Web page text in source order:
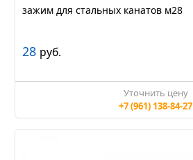
зажим для стальных канатов м28
28 руб.
Уточнить цену
+7 (961) 138-84-27